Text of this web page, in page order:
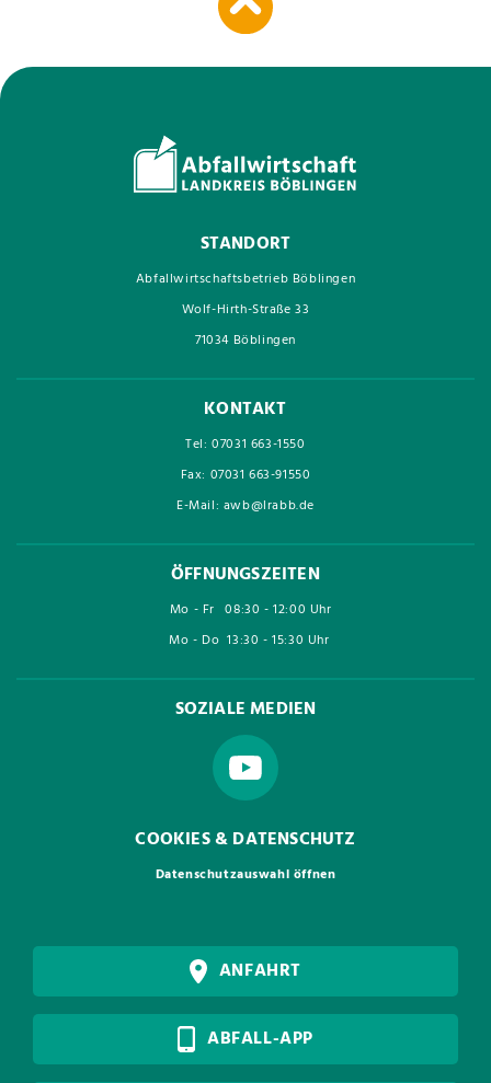
STANDORT
Abfallwirtschaftsbetrieb Böblingen
Wolf-Hirth-Straße 33
71034 Böblingen
KONTAKT
Tel: 07031 663-1550
Fax: 07031 663-91550
E-Mail: awb@lrabb.de
ÖFFNUNGSZEITEN
Mo - Fr 08:30 - 12:00 Uhr
Mo - Do 13:30 - 15:30 Uhr
SOZIALE MEDIEN
COOKIES & DATENSCHUTZ
Datenschutzauswahl öffnen
ANFAHRT
ABFALL-APP